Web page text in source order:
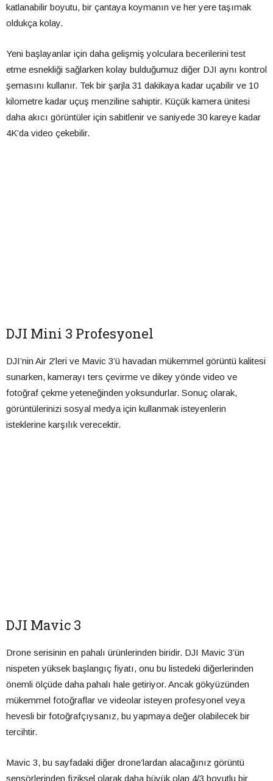
katlanabilir boyutu, bir çantaya koymanın ve her yere taşımak
oldukça kolay.
Yeni başlayanlar için daha gelişmiş yolculara becerilerini test
etme esnekliği sağlarken kolay bulduğumuz diğer DJI aynı kontrol
şemasını kullanır. Tek bir şarjla 31 dakikaya kadar uçabilir ve 10
kilometre kadar uçuş menziline sahiptir. Küçük kamera ünitesi
daha akıcı görüntüler için sabitlenir ve saniyede 30 kareye kadar
4K’da video çekebilir.
DJI Mini 3 Profesyonel
DJI’nin Air 2’leri ve Mavic 3’ü havadan mükemmel görüntü kalitesi
sunarken, kamerayı ters çevirme ve dikey yönde video ve
fotoğraf çekme yeteneğinden yoksundurlar. Sonuç olarak,
görüntülerinizi sosyal medya için kullanmak isteyenlerin
isteklerine karşılık verecektir.
DJI Mavic 3
Drone serisinin en pahalı ürünlerinden biridir. DJI Mavic 3’ün
nispeten yüksek başlangıç fiyatı, onu bu listedeki diğerlerinden
önemli ölçüde daha pahalı hale getiriyor. Ancak gökyüzünden
mükemmel fotoğraflar ve videolar isteyen profesyonel veya
hevesli bir fotoğrafçıysanız, bu yapmaya değer olabilecek bir
tercihtir.
Mavic 3, bu sayfadaki diğer drone’lardan alacağınız görüntü
sensörlerinden fiziksel olarak daha büyük olan 4/3 boyutlu bir